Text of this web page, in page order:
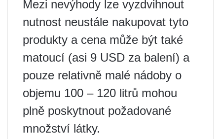
Mezi nevýhody lze vyzdvihnout
nutnost neustále nakupovat tyto
produkty a cena může být také
matoucí (asi 9 USD za balení) a
pouze relativně malé nádoby o
objemu 100 – 120 litrů mohou
plně poskytnout požadované
množství látky.